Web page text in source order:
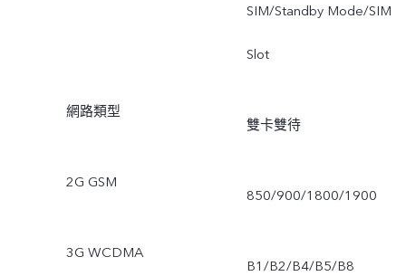
SIM/Standby Mode/SIM
Slot
網路類型
雙卡雙待
2G GSM
850/900/1800/1900
3G WCDMA
B1/B2/B4/B5/B8